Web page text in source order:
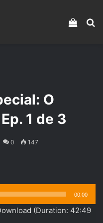
Veja
O
1 de 3
0 147
00:00
(Duration: 42:49